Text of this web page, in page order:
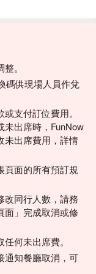
。
碼供現場人員作兌
支付訂位費用。
未出席時，FunNow
未出席費用，詳情
頁面的所有預訂規
改同行人數，請務
面」完成取消或修
何未出席費。
通知餐廳取消，可